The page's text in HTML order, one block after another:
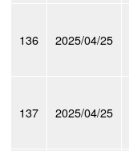
136 2025/04/25
137 2025/04/25